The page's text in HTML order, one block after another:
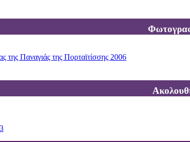
της Παναγιάς της Πορταϊτίσσης 2006